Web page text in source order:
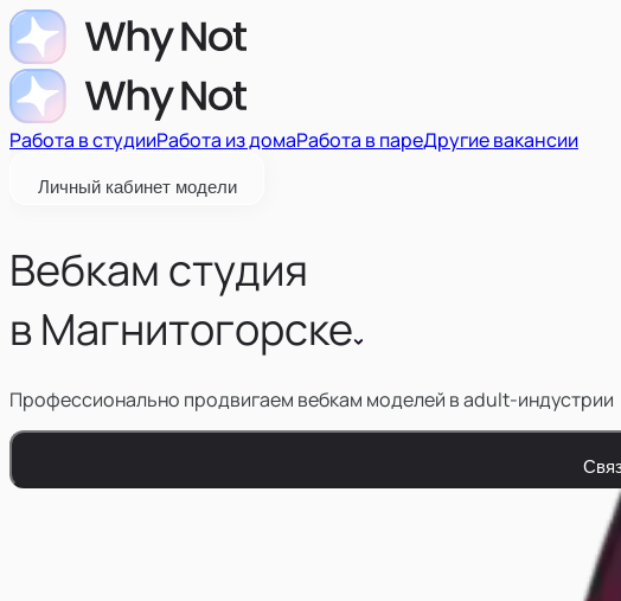
Работа в студииРабота из домаРабота в пареДругие вакансии
Личный кабинет модели
Вебкам студия
вМагнитогорске
Профессионально продвигаем вебкам моделей в adult-индустрии